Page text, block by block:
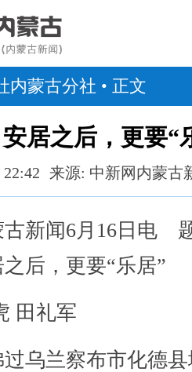
内蒙古分社 • 正文
居之后，更要“
来源: 中新网内蒙古
新闻6月16日电
后，更要“乐居”
礼军
兰察布市化德县